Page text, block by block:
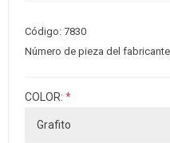
Código: 7830
Número de pieza del
COLOR: *